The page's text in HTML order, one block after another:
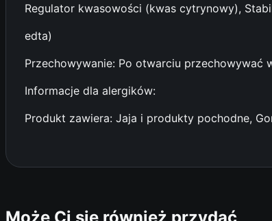
Regulator kwasowości (kwas cytrynowy),
edta)
Przechowywanie: Po otwarciu przechowywać
Informacje dla alergików:
Produkt zawiera: Jaja i produkty pochodne,
Może Ci się również przydać